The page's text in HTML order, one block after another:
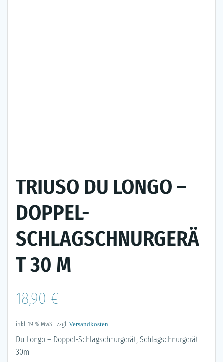
TRIUSO DU LONGO –
DOPPEL-
SCHLAGSCHNURGERÄ
T 30 M
18,90 €
inkl. 19 % MwSt. zzgl. Versandkosten
Du Longo – Doppel-Schlagschnurgerät, Schlagschnurgerät
30m